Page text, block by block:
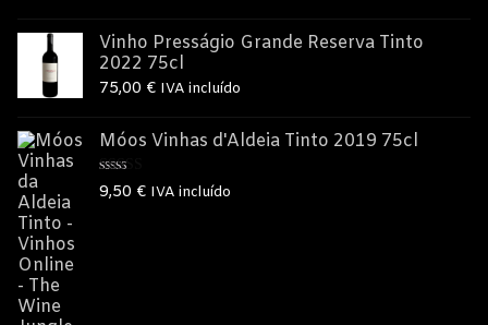
Vinho Presságio Grande Reserva Tinto
2022 75cl
75,00 € IVA incluído
Móos Vinhas d'Aldeia Tinto 2019 75cl
Avaliação
5.00de 5
9,50 € IVA incluído